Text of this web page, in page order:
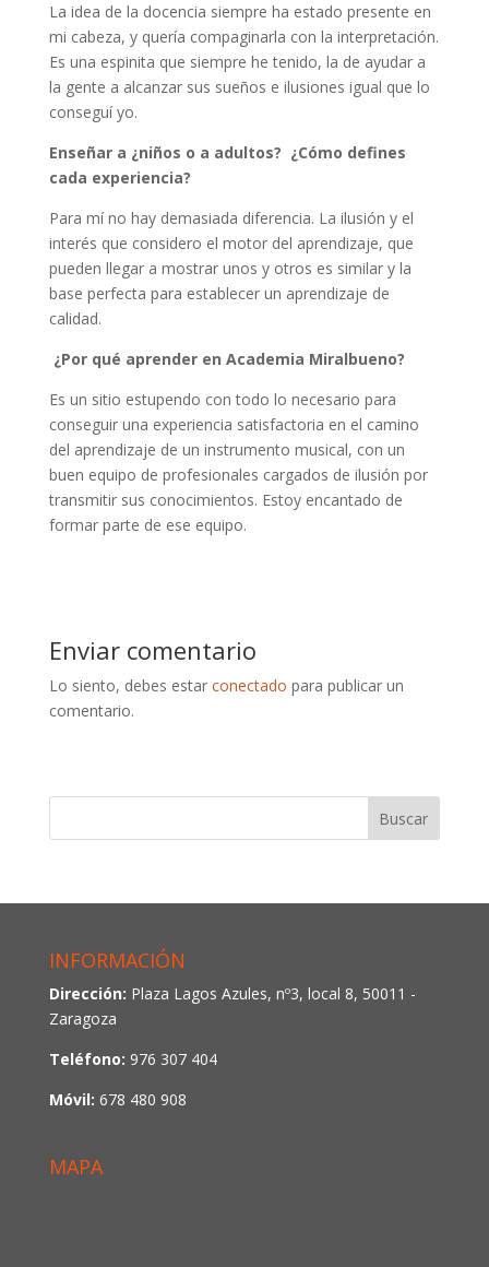
La idea de la docencia siempre ha estado presente en
mi cabeza, y quería compaginarla con la interpretación.
Es una espinita que siempre he tenido, la de ayudar a
la gente a alcanzar sus sueños e ilusiones igual que lo
conseguí yo.
Enseñar a ¿niños o a adultos? ¿Cómo defines
cada experiencia?
Para mí no hay demasiada diferencia. La ilusión y el
interés que considero el motor del aprendizaje, que
pueden llegar a mostrar unos y otros es similar y la
base perfecta para establecer un aprendizaje de
calidad.
¿Por qué aprender en Academia Miralbueno?
Es un sitio estupendo con todo lo necesario para
conseguir una experiencia satisfactoria en el camino
del aprendizaje de un instrumento musical, con un
buen equipo de profesionales cargados de ilusión por
transmitir sus conocimientos. Estoy encantado de
formar parte de ese equipo.
Enviar comentario
Lo siento, debes estar conectado para publicar un
comentario.
INFORMACIÓN
Dirección: Plaza Lagos Azules, nº3, local 8, 50011 -
Zaragoza
Teléfono: 976 307 404
Móvil: 678 480 908
MAPA